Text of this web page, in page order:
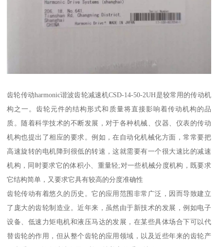
齿轮传动harmonic谐波齿轮减速机CSD-14-50-2UH是较常用的传动机
构之一。齿轮元件的结构形式和质量将直接影响着传动机构的品
质。随着科学技术的不断发展，对于各种机械、仪器、仪表的传动
机构也提出了相应的要求。例如，在自动化机械化方面，常常要把
高速旋转的电机降到很低的转速，这就需要有一个很大速比的减速
机构，同时要求它的体积小、重量轻;对一些机械分度机构，既要求
它结构简单，又要求它具有较高的分度准确性
齿轮传动有着悠久的历史。它的应用范围非常广泛，因而导致建立
了庞大的齿轮制造业。近年来，虽然由于新技术的发展，例如电子
设备、低速力矩电机和液压马达的发展，在某些具体场合下可以代
替齿轮的作用，但从整个齿轮的应用领域，以及近些年来的齿轮产